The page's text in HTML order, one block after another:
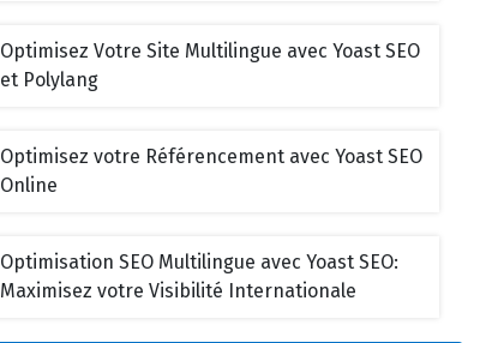
Optimisez Votre Site Multilingue avec Yoast SEO
et Polylang
Optimisez votre Référencement avec Yoast SEO
Online
Optimisation SEO Multilingue avec Yoast SEO:
Maximisez votre Visibilité Internationale